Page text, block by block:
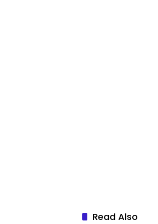
Read Also